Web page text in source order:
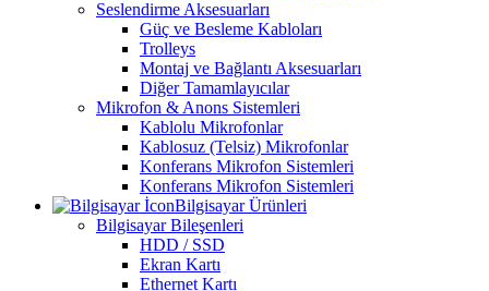
Seslendirme Aksesuarları
Güç ve Besleme Kabloları
Trolleys
Montaj ve Bağlantı Aksesuarları
Diğer Tamamlayıcılar
Mikrofon & Anons Sistemleri
Kablolu Mikrofonlar
Kablosuz (Telsiz) Mikrofonlar
Konferans Mikrofon Sistemleri
Konferans Mikrofon Sistemleri
Bilgisayar Ürünleri
Bilgisayar Bileşenleri
HDD / SSD
Ekran Kartı
Ethernet Kartı